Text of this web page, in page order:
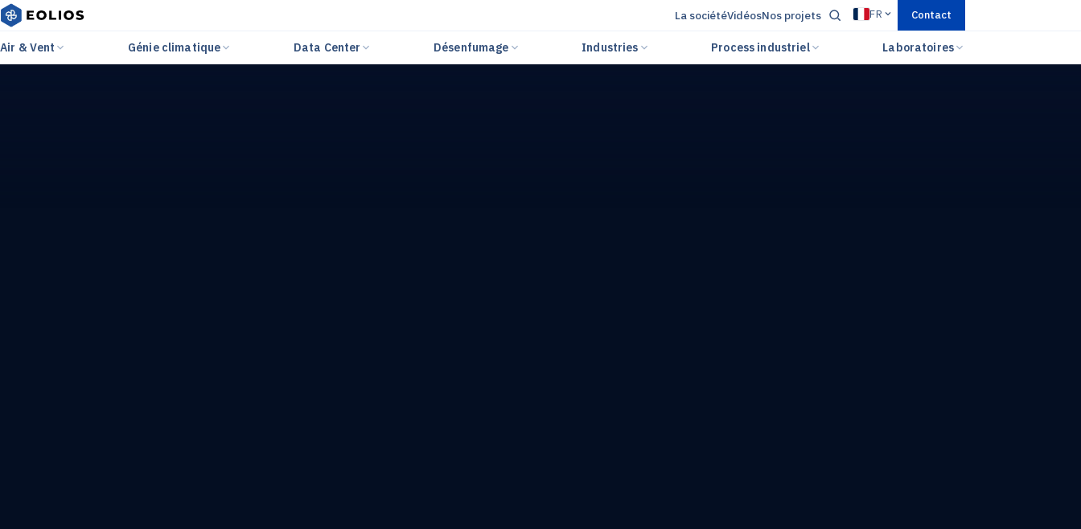
La sociétéVidéosNos projets FR Contact
Air & Vent Génie climatique Data Center Désenfumage Industries Process industriel Laboratoires